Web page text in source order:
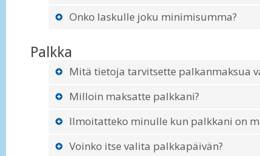
Onko laskulle joku minimisumma?
Palkka
Mitä tietoja tarvitsette palkanmaksua
Milloin maksatte palkkani?
Ilmoitatteko minulle kun palkkani on
Voinko itse valita palkkapäivän?